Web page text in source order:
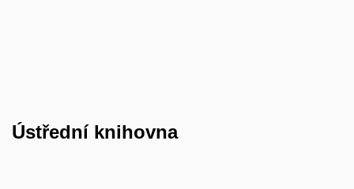
Ústředníknihovna